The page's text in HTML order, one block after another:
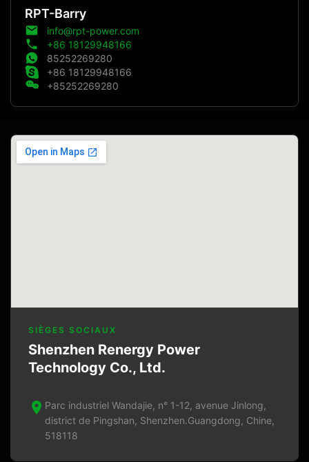
RPT-Barry
info@rpt-power.com
+86 18129948166
85252269280
+86 18129948166
+85252269280
SIÈGES SOCIAUX
Shenzhen Renergy Power
Technology Co., Ltd.
Parc industriel Wandajie, n° 1-12, avenue Jinlong,
district de Pingshan, Shenzhen.Guangdong, Chine,
518118